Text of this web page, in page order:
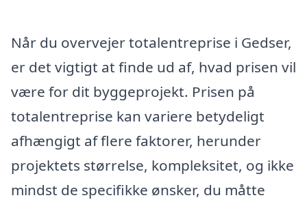
Når du overvejer totalentreprise i Gedser,
er det vigtigt at finde ud af, hvad prisen vil
være for dit byggeprojekt. Prisen på
totalentreprise kan variere betydeligt
afhængigt af flere faktorer, herunder
projektets størrelse, kompleksitet, og ikke
mindst de specifikke ønsker, du måtte